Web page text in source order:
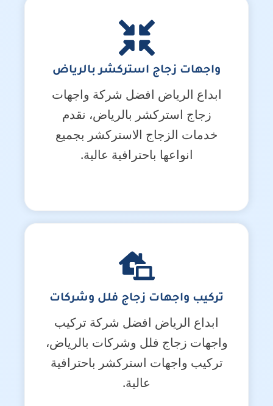
واجهات زجاج استركشر بالرياض
ابداع الرياض افضل شركة واجهات
زجاج استركشر بالرياض، نقدم
خدمات الزجاج الاستركشر بجميع
انواعها باحترافية عالية.
تركيب واجهات زجاج فلل وشركات
ابداع الرياض افضل شركة تركيب
واجهات زجاج فلل وشركات بالرياض،
تركيب واجهات استركشر باحترافية
عالية.